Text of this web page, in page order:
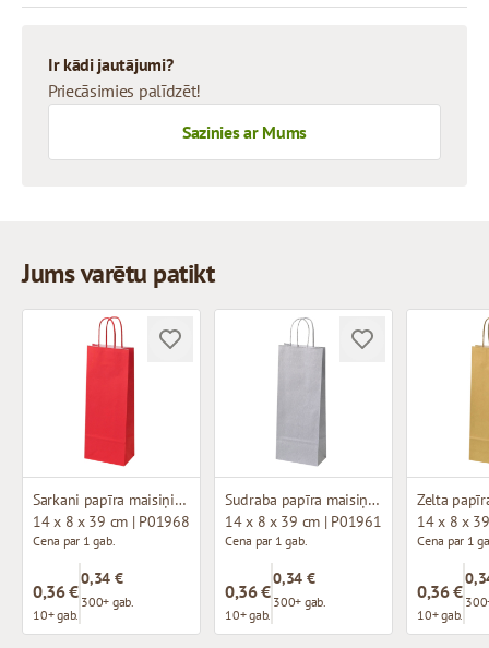
Ir kādi jautājumi?
Priecāsimies palīdzēt!
Sazinies ar Mums
Jums varētu patikt
Sarkani papīra maisiņi ar vītiem rokturiem
14 x 8 x 39 cm | P01968
Cena par 1 gab.
0,36 €
10+ gab.
0,34 €
300+ gab.
Sudraba papīra maisiņi ar vītiem rokturiem
14 x 8 x 39 cm | P01961
Cena par 1 gab.
0,36 €
10+ gab.
0,34 €
300+ gab.
14 x 8 x
Cena par 1
0,36 €
10+ gab.